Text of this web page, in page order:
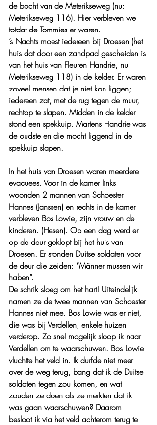
de bocht van de Meterikseweg (nu:
Meterikseweg 116). Hier verbleven we
totdat de Tommies er waren.
’s Nachts moest iedereen bij Droesen (het
huis dat door een zandpad gescheiden is
van het huis van Fleuren Handrie, nu
Meterikseweg 118) in de kelder. Er waren
zoveel mensen dat je niet kon liggen;
iedereen zat, met de rug tegen de muur,
rechtop te slapen. Midden in de kelder
stond een spekkuip. Martens Handrie was
de oudste en die mocht liggend in de
spekkuip slapen.
In het huis van Droesen waren meerdere
evacuees. Voor in de kamer links
woonden 2 mannen van Schoester
Hannes (Janssen) en rechts in de kamer
verbleven Bos Lowie, zijn vrouw en de
kinderen. (Hesen). Op een dag werd er
op de deur geklopt bij het huis van
Droesen. Er stonden Duitse soldaten voor
de deur die zeiden: “Männer mussen wir
haben”.
De schrik sloeg om het hart! Uiteindelijk
namen ze de twee mannen van Schoester
Hannes niet mee. Bos Lowie was er niet,
die was bij Verdellen, enkele huizen
verderop. Zo snel mogelijk sloop ik naar
Verdellen om te waarschuwen. Bos Lowie
vluchtte het veld in. Ik durfde niet meer
over de weg terug, bang dat ik de Duitse
soldaten tegen zou komen, en wat
zouden ze doen als ze merkten dat ik
was gaan waarschuwen? Daarom
besloot ik via het veld achterom terug te